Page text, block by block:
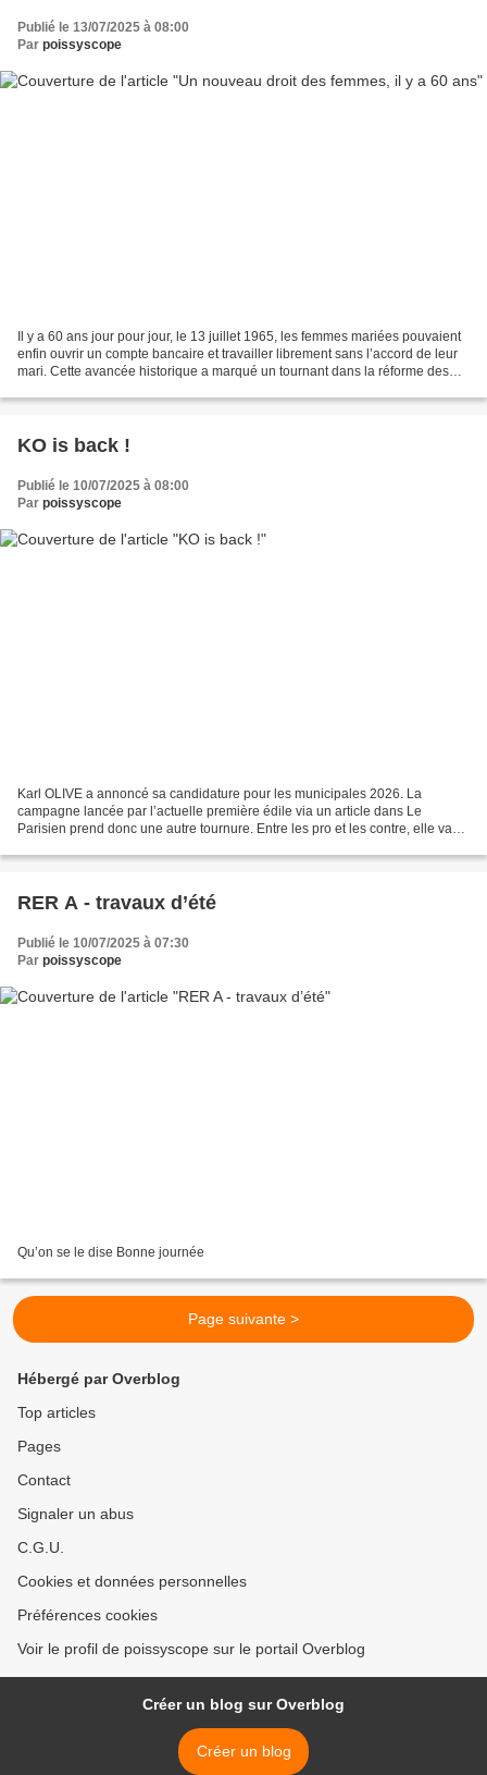
Publié le 13/07/2025 à 08:00
Par poissyscope
Il y a 60 ans jour pour jour, le 13 juillet 1965, les femmes mariées pouvaient
enfin ouvrir un compte bancaire et travailler librement sans l’accord de leur
mari. Cette avancée historique a marqué un tournant dans la réforme des
KO is back !
Publié le 10/07/2025 à 08:00
Par poissyscope
Karl OLIVE a annoncé sa candidature pour les municipales 2026. La
campagne lancée par l’actuelle première édile via un article dans Le
Parisien prend donc une autre tournure. Entre les pro et les contre, elle va
RER A - travaux d’été
Publié le 10/07/2025 à 07:30
Par poissyscope
Qu’on se le dise Bonne journée
Page suivante >
Hébergé par Overblog
Top articles
Pages
Contact
Signaler un abus
C.G.U.
Cookies et données personnelles
Préférences cookies
Voir le profil de poissyscope sur le portail Overblog
Créer un blog sur Overblog
Créer un blog